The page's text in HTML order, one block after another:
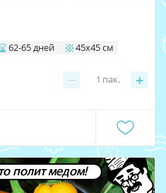
62-65 дней 45х45 см
− +
1 пак.
полит медом!